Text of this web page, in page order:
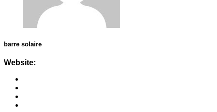
barre solaire
Website: